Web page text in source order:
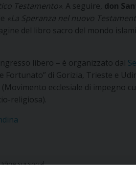
Testamento». A seguire, don
«La Speranza nel nuovo
del libro sacro del mondo
libero – è organizzato dal
Fortunato” di Gorizia, Trieste e
(Movimento ecclesiale di impegno
religiosa).
sui social